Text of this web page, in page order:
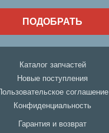
ПОДОБРАТЬ
Каталог запчастей
Новые поступления
Пользовательское соглашение
Конфиденциальность
Гарантия и возврат